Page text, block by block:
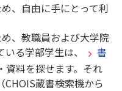
、自由に手にとって利
、教職員および大学院
る学部学生は、
書
資料を探せます。それ
（CHOIS蔵書検索機から